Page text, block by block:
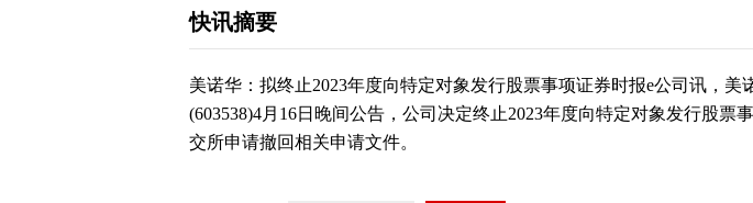
快讯摘要
美诺华：拟终止2023年度向特定对象发行股票事项证券时报e公司讯，美
(603538)4月16日晚间公告，公司决定终止2023年度向特定对象发行股票
交所申请撤回相关申请文件。